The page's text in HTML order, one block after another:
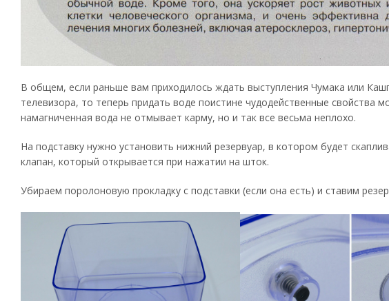
В общем, если раньше вам приходилось ждать выступления Чумака или
телевизора, то теперь придать воде поистине чудодейственные
намагниченная вода не отмывает карму, но и так все весьма неплохо.
На подставку нужно установить нижний резервуар, в котором будет
клапан, который открывается при нажатии на шток.
Убираем поролоновую прокладку с подставки (если она есть) и ставим